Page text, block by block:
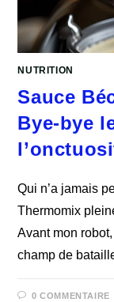
NUTRITION
Sauce
Bye-bye
Qui n’a jamais
Thermomix
Avant mon
champ de
0 COMMENTAIRE